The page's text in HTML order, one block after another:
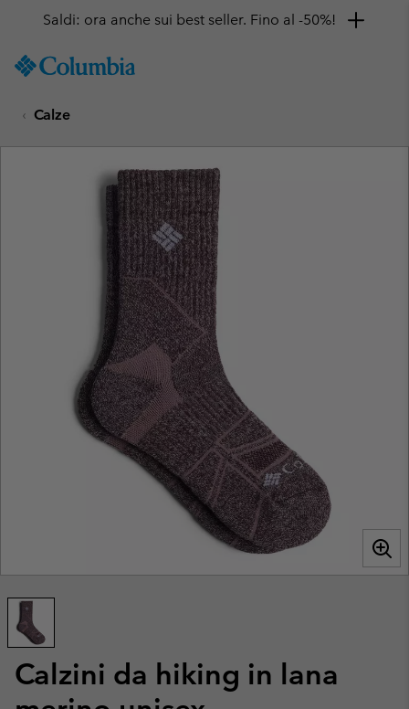
TO
SKIP
MAIN
Saldi: ora anche sui best seller. Fino al -50%!
Calze
Calzini da hiking in lana